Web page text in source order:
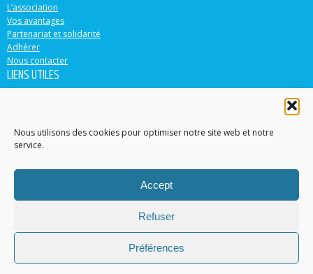
Nous utilisons des cookies pour optimiser notre site web et notre
service.
Accept
Refuser
Préférences
L’association
Vos avantages
Partenariat et solidarité
Adhérer
Nous contacter
LIENS UTILES
Accéder au site